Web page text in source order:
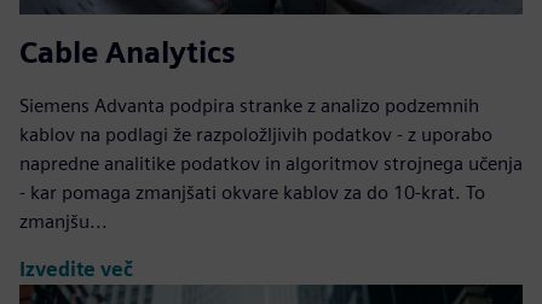
Cable Analytics
Siemens Advanta podpira stranke z analizo podzemnih
kablov na podlagi že razpoložljivih podatkov - z uporabo
napredne analitike podatkov in algoritmov strojnega učenja
- kar pomaga zmanjšati okvare kablov za do 10-krat. To
zmanjšu...
Izvedite več